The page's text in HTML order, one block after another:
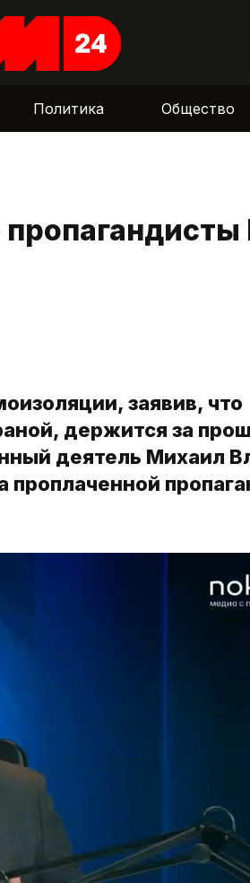
Политика Общество
заявив, что
держится за
деятель Михаил
проплаченной